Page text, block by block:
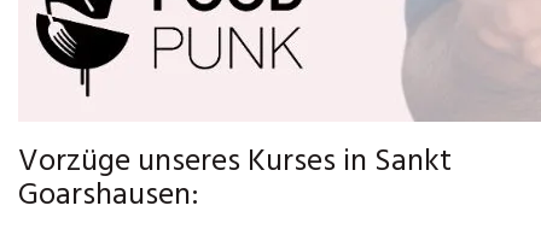
Vorzüge unseres Kurses in Sankt
Goarshausen: